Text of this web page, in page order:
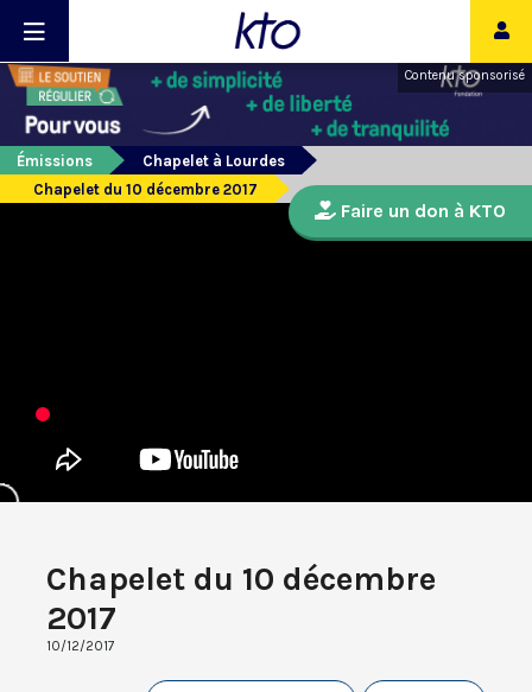
Contenu sponsorisé
Émissions
Chapelet à Lourdes
Chapelet du 10 décembre 2017
Chapelet du 10 décembre
2017
10/12/2017
Faire un don à KTO